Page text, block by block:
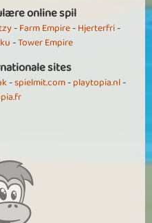
online spil
-Farm Empire-Hjerterfri-
-Tower Empire
sites
-spielmit.com-playtopia.nl-